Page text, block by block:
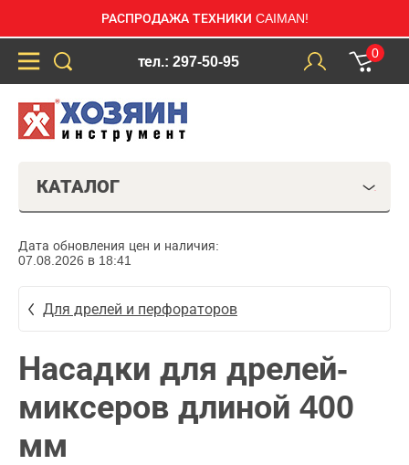
РАСПРОДАЖА ТЕХНИКИ CAIMAN!
тел.: 297-50-95
0
КАТАЛОГ
Дата обновления цен и наличия:
07.08.2026 в 18:41
Для дрелей и перфораторов
Насадки для дрелей-
миксеров длиной 400
мм